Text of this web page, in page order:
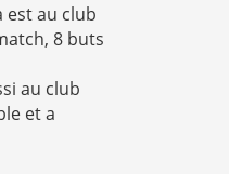
est au club
8 buts
au club
et a